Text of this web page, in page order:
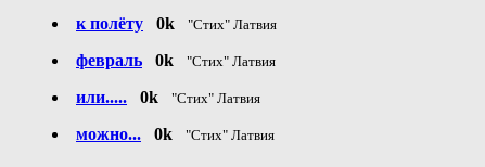
к полёту 0k "Стих" Латвия
февраль 0k "Стих" Латвия
или..... 0k "Стих" Латвия
можно... 0k "Стих" Латвия